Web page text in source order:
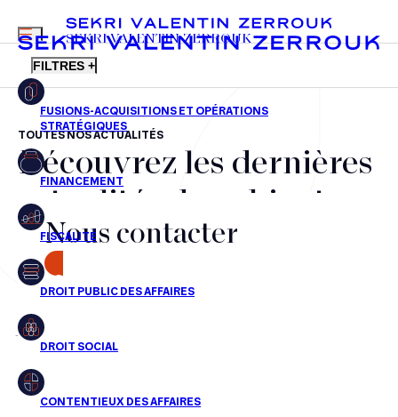
FR EN
MENU
SEKRI VALENTIN ZERROUK
FILTRES +
Fusions-acquisitions et opérations stratégiques
Financement
Fiscalité
Droit public des affaires
Droit social
Droit immobilier
TOUTES NOS ACTUALITÉS
Découvrez les dernières
actualités du cabinet,
nos récompenses et nos
transactions, jour après
jour
Aucun résultats pour cette recherche
Nous contacter